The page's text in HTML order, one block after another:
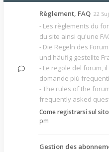
Règlement, FAQ 22
- Les règlements du
du site ainsi qu'une
- Die Regeln des
und häufig gestellte
- Le regole del forum,
domande più frequenti
- The rules of the
frequently asked
Come registrarsi sul
pm
Gestion des